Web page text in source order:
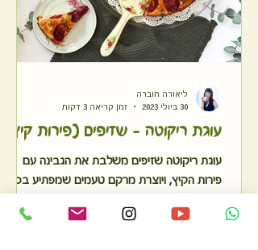
עוגת ריקוטה - שזיפים (פירות קיץ)
עוגת ריקוטה שזיפים משלבת את הגבינה עם
פירות הקיץ, ויוצרת מרקם טעמים שמפתיע בכל
ליאורה חוברה
30 ביולי 2023
זמן קריאה 3 דקות